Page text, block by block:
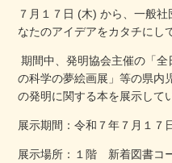
７月１７日 (木) から、一般
なたのアイデアをカタチにし
期間中、発明協会主催の「
の科学の夢絵画展」等の県内
の発明に関する本を展示して
展示期間：令和７年７月１７
展示場所：１階 新着図書コ